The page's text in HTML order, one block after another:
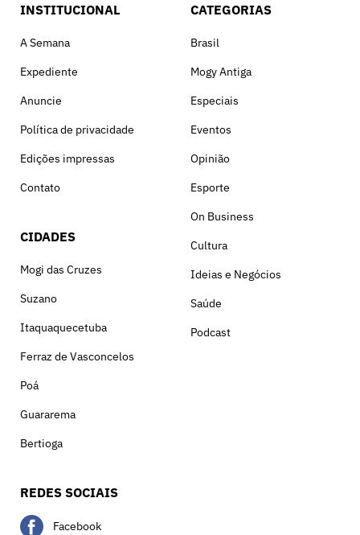
INSTITUCIONAL
A Semana
Expediente
Anuncie
Política de privacidade
Edições impressas
Contato
CIDADES
Mogi das Cruzes
Suzano
Itaquaquecetuba
Ferraz de Vasconcelos
Poá
Guararema
Bertioga
CATEGORIAS
Brasil
Mogy Antiga
Especiais
Eventos
Opinião
Esporte
On Business
Cultura
Ideias e Negócios
Saúde
Podcast
REDES SOCIAIS
Facebook